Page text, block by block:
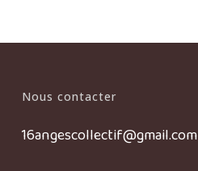
Nous contacter
16angescollectif@gmail.com